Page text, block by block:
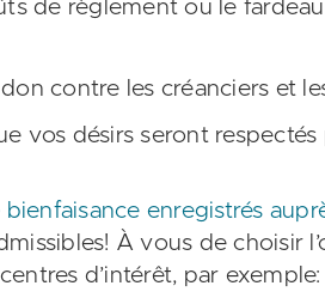
de règlement ou le
contre les créanciers et
vos désirs seront
enregistrés
À vous de choisir
d’intérêt, par exemple: